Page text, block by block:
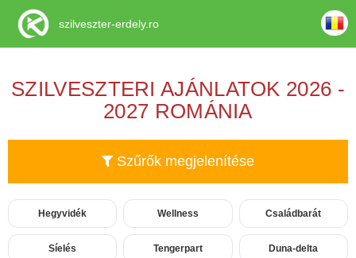
SZILVESZTERI AJÁNLATOK 2026 -
2027 ROMÁNIA
Szűrők megjelenítése
Hegyvidék Wellness Családbarát
Síelés Tengerpart Duna-delta
szilveszter-erdely.ro